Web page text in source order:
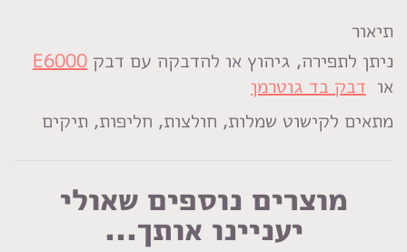
תיאור
ניתן לתפירה, גיהוץ או להדבקה עם דבק E6000
או דבק בד גוטרמן
מתאים לקישוט שמלות, חולצות, חליפות, תיקים
מוצרים נוספים שאולי
יעניינו אותך...